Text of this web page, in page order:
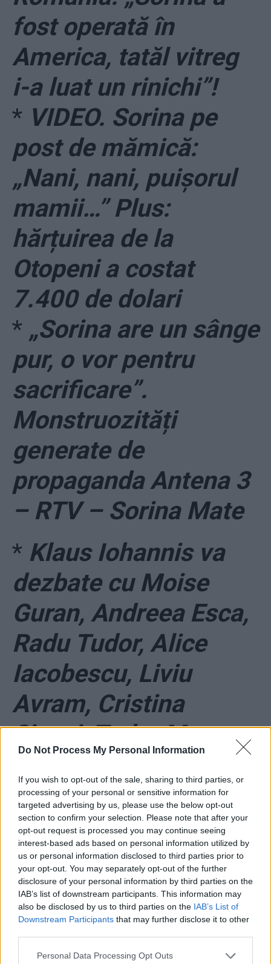
Do Not Process My Personal Information
If you wish to opt-out of the sale, sharing to third parties, or
processing of your personal or sensitive information for
targeted advertising by us, please use the below opt-out
section to confirm your selection. Please note that after your
opt-out request is processed you may continue seeing
interest-based ads based on personal information utilized by
us or personal information disclosed to third parties prior to
your opt-out. You may separately opt-out of the further
disclosure of your personal information by third parties on the
IAB’s list of downstream participants. This information may
also be disclosed by us to third parties on the IAB’s List of
Downstream Participants that may further disclose it to other
Personal Data Processing Opt Outs
fost operată în
America, tatăl vitreg
i-a luat un rinichi”!
* VIDEO. Sorina pe
post de mămică:
„Nani, nani, puișorul
mamii…” Plus:
hărțuirea de la
Otopeni a costat
7.400 de dolari
* „Sorina are un sânge
pur, o vor pentru
sacrificare”.
Monstruozități
generate de
propaganda Antena 3
– RTV – Sorina Mate
* Klaus Iohannis va
dezbate cu Moise
Guran, Andreea Esca,
Radu Tudor, Alice
Iacobescu, Liviu
Avram, Cristina
Șincai, Tudor Mușat
*În timp ce românii
erau gazați în Piața
Victoriei, Dragnea
chefuia la Scroviștea.
Ți-a plăcut, Bușcule?
S-au asortat icrele
negre cu șampania